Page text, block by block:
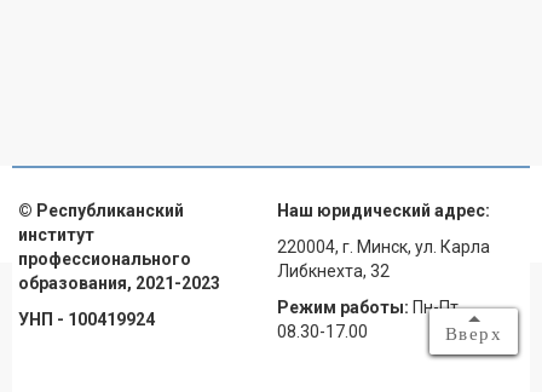
Вверх
© Республиканский
институт
профессионального
образования, 2021-2023
УНП - 100419924
Наш юридический адрес:
220004, г. Минск, ул. Карла
Либкнехта, 32
Режим работы: Пн-Пт
08.30-17.00